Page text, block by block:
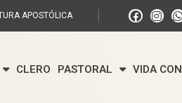
APOSTÓLICA
CLERO PASTORAL VIDA